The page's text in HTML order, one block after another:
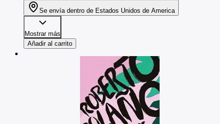
Se envía dentro de Estados Unidos de America
Mostrar más
Añadir al carrito